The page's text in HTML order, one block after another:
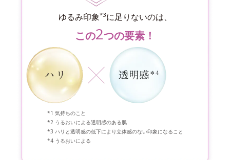
ゆるみ印象*3に足りないのは、
この2つの要素！
気持ちのこと
うるおいによる透明感のある肌
ハリと透明感の低下により立体感のない印象になること
うるおいによる